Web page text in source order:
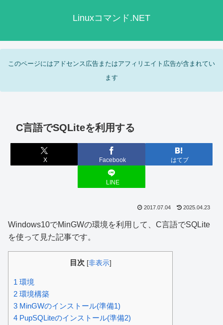
Linuxコマンド.NET
このページにはアドセンス広告またはアフィリエイト広告が含まれてい
ます
C言語でSQLiteを利用する
X Facebook はてブ
LINE
2017.07.04 2025.04.23
Windows10でMinGWの環境を利用して、C言語でSQLite
を使って見た記事です。
目次 [非表示]
1 環境
2 環境構築
3 MinGWのインストール(準備1)
4 PupSQLiteのインストール(準備2)